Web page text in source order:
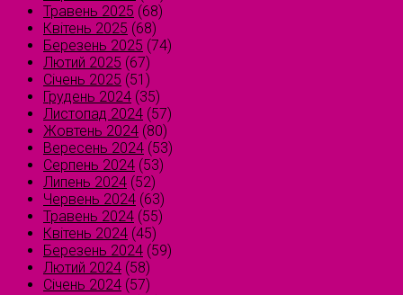
Травень 2025 (68)
Квітень 2025 (68)
Березень 2025 (74)
Лютий 2025 (67)
Січень 2025 (51)
Грудень 2024 (35)
Листопад 2024 (57)
Жовтень 2024 (80)
Вересень 2024 (53)
Серпень 2024 (53)
Липень 2024 (52)
Червень 2024 (63)
Травень 2024 (55)
Квітень 2024 (45)
Березень 2024 (59)
Лютий 2024 (58)
Січень 2024 (57)